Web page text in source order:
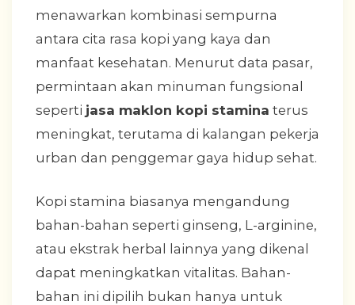
menawarkan kombinasi sempurna
antara cita rasa kopi yang kaya dan
manfaat kesehatan. Menurut data pasar,
permintaan akan minuman fungsional
seperti jasa maklon kopi stamina terus
meningkat, terutama di kalangan pekerja
urban dan penggemar gaya hidup sehat.
Kopi stamina biasanya mengandung
bahan-bahan seperti ginseng, L-arginine,
atau ekstrak herbal lainnya yang dikenal
dapat meningkatkan vitalitas. Bahan-
bahan ini dipilih bukan hanya untuk